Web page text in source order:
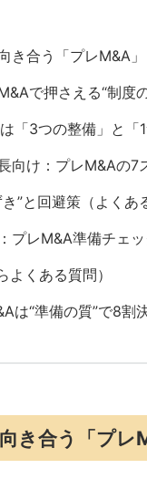
き合う「プレM&A」
で押さえる“制度
「3つの整備」と「1
向け：プレM&Aの7
”と回避策（よくあ
プレM&A準備チェッ
よくある質問）
は“準備の質”で8割
き合う「プレ